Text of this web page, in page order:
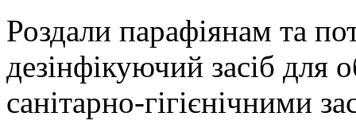
Роздали парафіянам та
дезінфікуючий засіб
санітарно-гігієнічними